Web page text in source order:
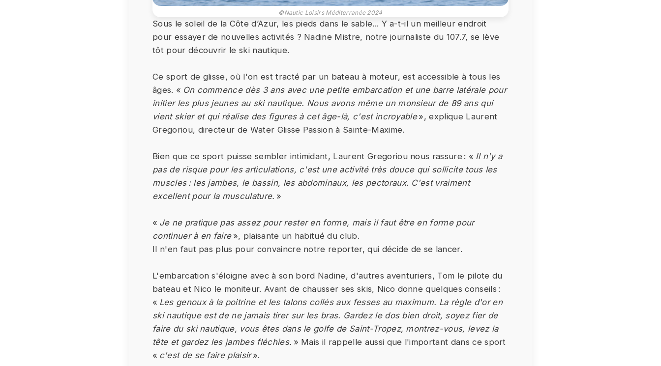
©Nautic Loisirs Méditerranée 2024
Sous le soleil de la Côte d’Azur, les pieds dans le sable... Y a-t-il un meilleur endroit
pour essayer de nouvelles activités ? Nadine Mistre, notre journaliste du 107.7, se lève
tôt pour découvrir le ski nautique.
Ce sport de glisse, où l'on est tracté par un bateau à moteur, est accessible à tous les
âges. « On commence dès 3 ans avec une petite embarcation et une barre latérale pour
initier les plus jeunes au ski nautique. Nous avons même un monsieur de 89 ans qui
vient skier et qui réalise des figures à cet âge-là, c'est incroyable», explique Laurent
Gregoriou, directeur de Water Glisse Passion à Sainte-Maxime.
Bien que ce sport puisse sembler intimidant, Laurent Gregoriou nous rassure : « Il n'y a
pas de risque pour les articulations, c'est une activité très douce qui sollicite tous les
muscles : les jambes, le bassin, les abdominaux, les pectoraux. C'est vraiment
excellent pour la musculature. »
« Je ne pratique pas assez pour rester en forme, mais il faut être en forme pour
continuer à en faire», plaisante un habitué du club.
Il n'en faut pas plus pour convaincre notre reporter, qui décide de se lancer.
L'embarcation s'éloigne avec à son bord Nadine, d'autres aventuriers, Tom le pilote du
bateau et Nico le moniteur. Avant de chausser ses skis, Nico donne quelques conseils :
« Les genoux à la poitrine et les talons collés aux fesses au maximum. La règle d'or en
ski nautique est de ne jamais tirer sur les bras. Gardez le dos bien droit, soyez fier de
faire du ski nautique, vous êtes dans le golfe de Saint-Tropez, montrez-vous, levez la
tête et gardez les jambes fléchies. » Mais il rappelle aussi que l'important dans ce sport
« c'est de se faire plaisir».